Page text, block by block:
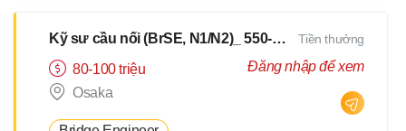
cùng với đội phát triển thuộc
phòng R&D của tập đoàn; ●
Phối hợp với các thành viên
Kỹ sư cầu nối (BrSE, N1/N2)_ 550-750Man
80-100 triệu
Osaka
Tiền thưởng
Đăng nhập để xem